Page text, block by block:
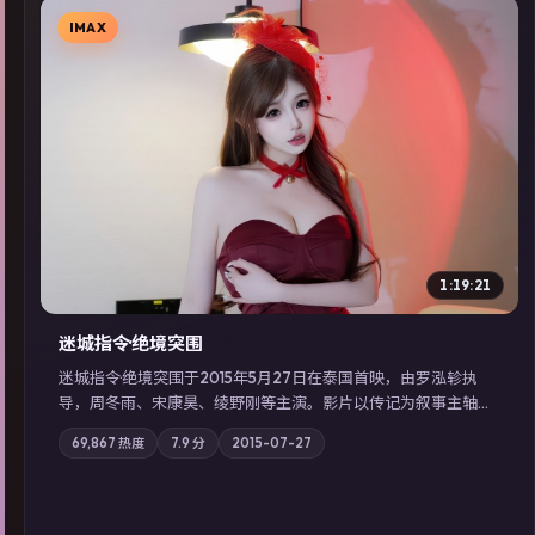
▶
IMAX
1:19:21
迷城指令·绝境突围
迷城指令·绝境突围于2015年5月27日在泰国首映，由罗泓轸执
导，周冬雨、宋康昊、绫野刚等主演。影片以传记为叙事主轴，
记忆碎片重组后，主角发现自己从未活过“真实”的一天；摄影与
配乐强化地域气质；站内亦可通过「国产免费观看高清电视剧在
69,867 热度 7.9 分 2015-07-27